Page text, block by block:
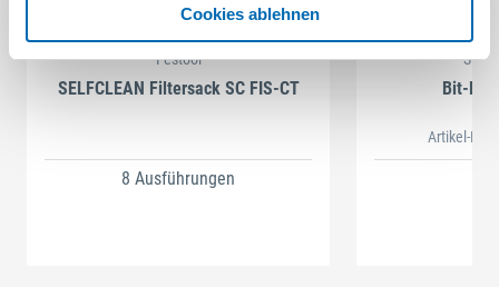
Cookies ablehnen
Festool
SELFCLEAN Filtersack SC FIS-CT
8 Ausführungen
Bit-
Artikel-Nr.